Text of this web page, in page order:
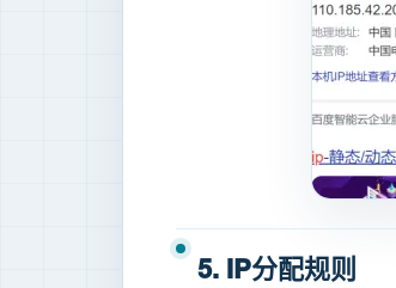
5. IP分配规则